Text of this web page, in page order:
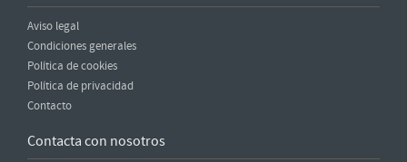
Aviso legal
Condiciones generales
Política de cookies
Política de privacidad
Contacto
Contacta con nosotros